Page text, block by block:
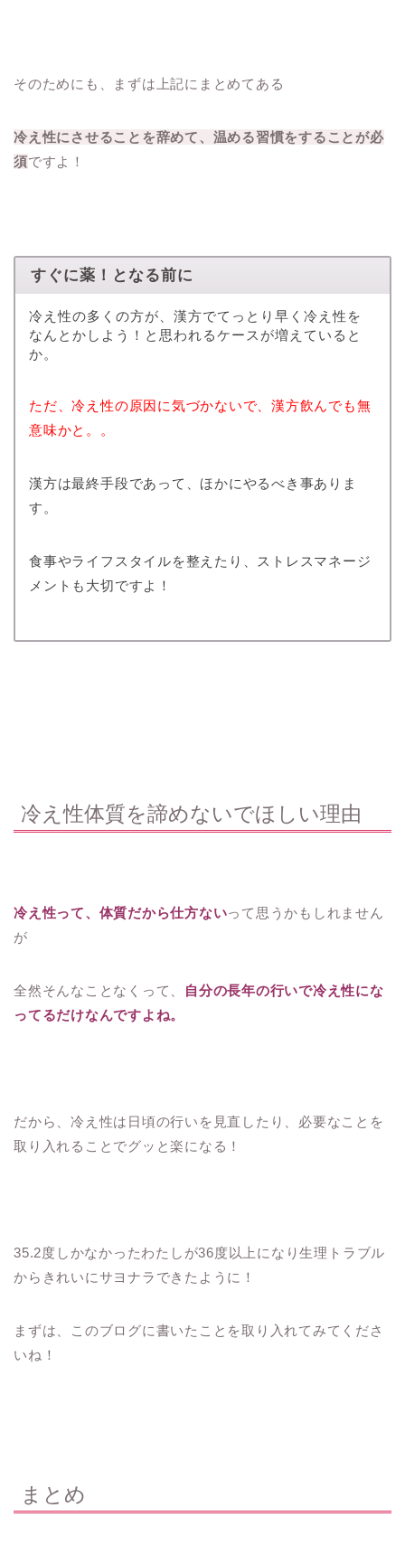
そのためにも、まずは上記にまとめてある
冷え性にさせることを辞めて、温める習慣をすることが必
須ですよ！
すぐに薬！となる前に
冷え性の多くの方が、漢方でてっとり早く冷え性を
なんとかしよう！と思われるケースが増えていると
か。
ただ、冷え性の原因に気づかないで、漢方飲んでも無
意味かと。。
漢方は最終手段であって、ほかにやるべき事ありま
す。
食事やライフスタイルを整えたり、ストレスマネージ
メントも大切ですよ！
冷え性体質を諦めないでほしい理由
冷え性って、体質だから仕方ないって思うかもしれません
が
全然そんなことなくって、
自分の長年の行いで冷え性にな
ってるだけなんですよね。
だから、冷え性は日頃の行いを見直したり、必要なことを
取り入れることでグッと楽になる！
35.2度しかなかったわたしが36度以上になり生理トラブル
からきれいにサヨナラできたように！
まずは、このブログに書いたことを取り入れてみてくださ
いね！
まとめ